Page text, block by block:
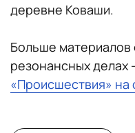
деревне Коваши.
Больше материалов
резонансных делах
«Происшествия» на